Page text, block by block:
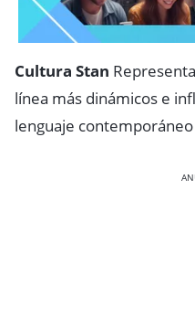
Cultura Stan
línea más dinámicos e
lenguaje